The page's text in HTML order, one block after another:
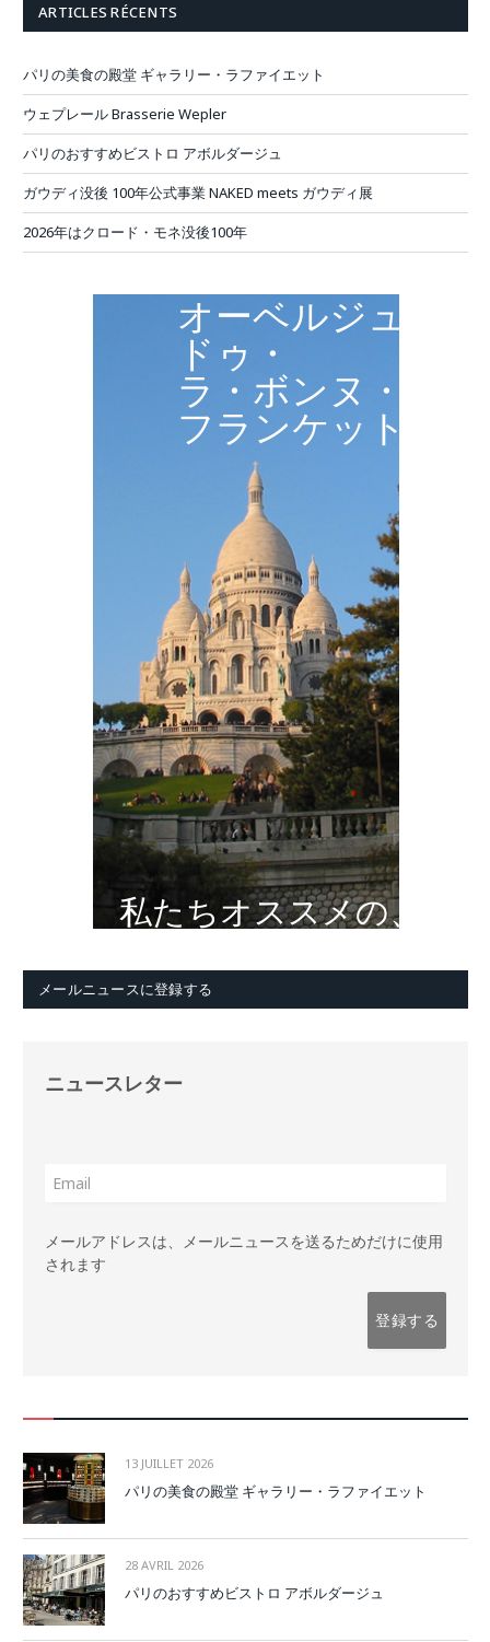
ARTICLES RÉCENTS
パリの美食の殿堂 ギャラリー・ラファイエット
ウェプレール Brasserie Wepler
パリのおすすめビストロ アボルダージュ
ガウディ没後 100年公式事業 NAKED meets ガウディ展
2026年はクロード・モネ没後100年
私たちオススメの、
オーベルジュ・
ドゥ・
ラ・ボンヌ・
フランケット
メールニュースに登録する
ニュースレター
メールアドレスは、メールニュースを送るためだけに使用
されます
13 JUILLET 2026
パリの美食の殿堂 ギャラリー・ラファイエット
28 AVRIL 2026
パリのおすすめビストロ アボルダージュ